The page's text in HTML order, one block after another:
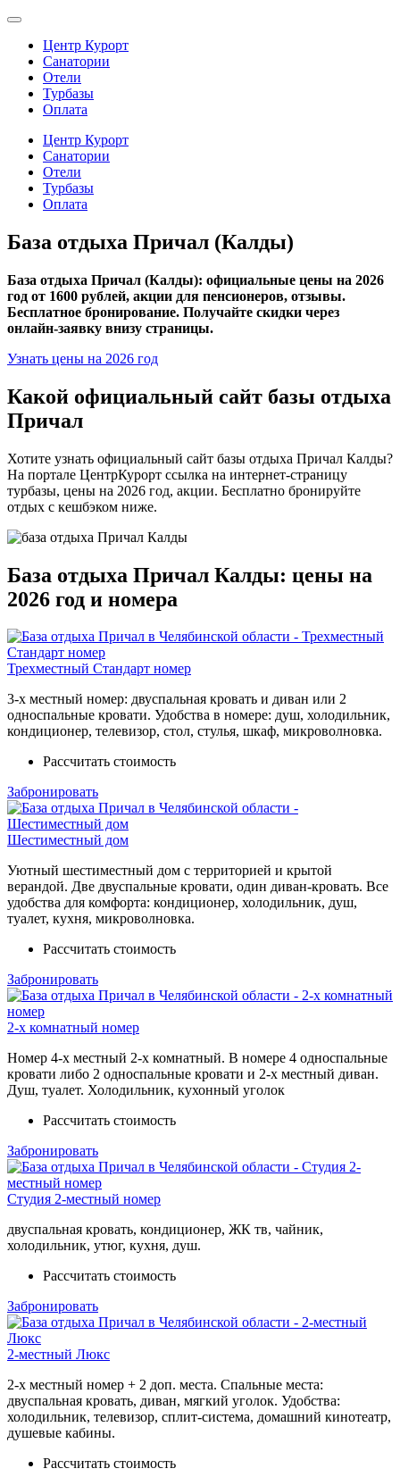
Центр Курорт
Санатории
Отели
Турбазы
Оплата
Центр Курорт
Санатории
Отели
Турбазы
Оплата
База отдыха Причал (Калды)
База отдыха Причал (Калды): официальные цены на 2026
год от 1600 рублей, акции для пенсионеров, отзывы.
Бесплатное бронирование. Получайте скидки через
онлайн-заявку внизу страницы.
Узнать цены на 2026 год
Какой официальный сайт базы отдыха
Причал
Хотите узнать официальный сайт базы отдыха Причал Калды?
На портале ЦентрКурорт ссылка на интернет-страницу
турбазы, цены на 2026 год, акции. Бесплатно бронируйте
отдых с кешбэком ниже.
База отдыха Причал Калды: цены на
2026 год и номера
Трехместный Стандарт номер
3-х местный номер: двуспальная кровать и диван или 2
односпальные кровати. Удобства в номере: душ, холодильник,
кондиционер, телевизор, стол, стулья, шкаф, микроволновка.
Рассчитать стоимость
Забронировать
Шестиместный дом
Уютный шестиместный дом с территорией и крытой
верандой. Две двуспальные кровати, один диван-кровать. Все
удобства для комфорта: кондиционер, холодильник, душ,
туалет, кухня, микроволновка.
Рассчитать стоимость
Забронировать
2-х комнатный номер
Номер 4-х местный 2-х комнатный. В номере 4 односпальные
кровати либо 2 односпальные кровати и 2-х местный диван.
Душ, туалет. Холодильник, кухонный уголок
Рассчитать стоимость
Забронировать
Студия 2-местный номер
двуспальная кровать, кондиционер, ЖК тв, чайник,
холодильник, утюг, кухня, душ.
Рассчитать стоимость
Забронировать
2-местный Люкс
2-х местный номер + 2 доп. места. Спальные места:
двуспальная кровать, диван, мягкий уголок. Удобства:
холодильник, телевизор, сплит-система, домашний кинотеатр,
душевые кабины.
Рассчитать стоимость